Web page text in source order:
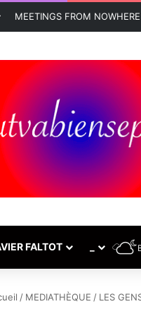
MEETINGS FROM NOWHERE
FALTOT
/ MEDIATHÈQUE / LES